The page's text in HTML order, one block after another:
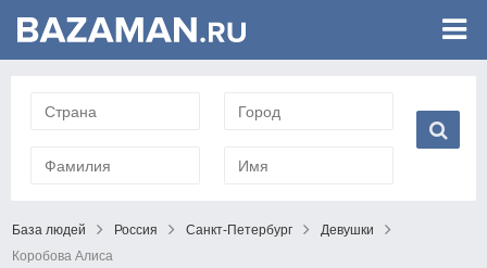
База людей Россия Санкт-Петербург
Девушки
Коробова Алиса